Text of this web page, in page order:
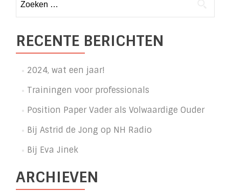
naar:
RECENTE BERICHTEN
2024, wat een jaar!
Trainingen voor professionals
Position Paper Vader als Volwaardige Ouder
Bij Astrid de Jong op NH Radio
Bij Eva Jinek
ARCHIEVEN